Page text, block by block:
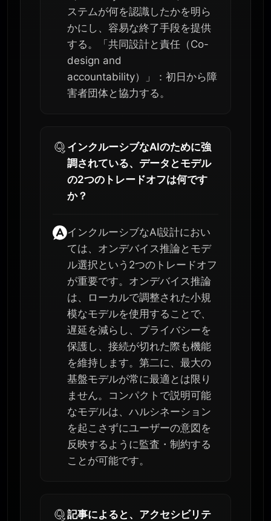
ステムが何を認識したかを明ら
かにし、容易な終了手段を提供
する。「共同設計と責任（Co-
design and
accountability）」：初日から障
害者団体と協力する。
インクルーシブなAIのために強
調されている、データとモデル
の2つのトレードオフは何です
か？
インクルーシブなAI設計におい
ては、オンデバイス推論とモデ
ル選択という2つのトレードオフ
が重要です。オンデバイス推論
は、ローカルで調整された小規
模なモデルを使用することで、
遅延を減らし、プライバシーを
保護し、接続が切れた際も機能
を維持します。第二に、最大の
基盤モデルが常に最適とは限り
ません。コンパクトで説明可能
なモデルは、ハルシネーション
を起こさずにユーザーの意図を
反映するように監査・制約する
ことが可能です。
記事によると、アクセシビリテ